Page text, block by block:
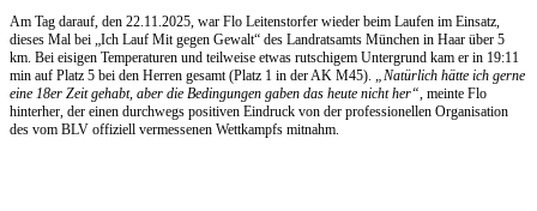
Am Tag darauf, den 22.11.2025, war Flo Leitenstorfer wieder beim Laufen im Einsatz,
dieses Mal bei „Ich Lauf Mit gegen Gewalt“ des Landratsamts München in Haar über 5
km. Bei eisigen Temperaturen und teilweise etwas rutschigem Untergrund kam er in 19:11
min auf Platz 5 bei den Herren gesamt (Platz 1 in der AK M45). „Natürlich hätte ich gerne
eine 18er Zeit gehabt, aber die Bedingungen gaben das heute nicht her“, meinte Flo
hinterher, der einen durchwegs positiven Eindruck von der professionellen Organisation
des vom BLV offiziell vermessenen Wettkampfs mitnahm.